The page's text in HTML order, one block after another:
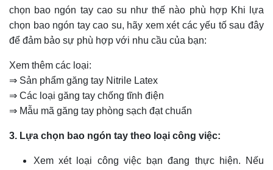
chọn bao ngón tay cao su như thế nào phù hợp Khi lựa
chọn bao ngón tay cao su, hãy xem xét các yếu tố sau đây
để đảm bảo sự phù hợp với nhu cầu của bạn:
Xem thêm các loại:
⇒ Sản phẩm găng tay Nitrile Latex
⇒ Các loại găng tay chống tĩnh điện
⇒ Mẫu mã găng tay phòng sạch đạt chuẩn
3. Lựa chọn bao ngón tay theo loại công việc:
Xem xét loại công việc bạn đang thực hiện. Nếu